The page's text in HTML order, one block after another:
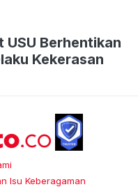
USU Berhentikan
Kekerasan
Isu Keberagaman